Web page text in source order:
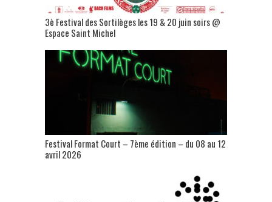
3è Festival des Sortilèges les 19 & 20 juin soirs @
Espace Saint Michel
Festival Format Court – 7ème édition – du 08 au 12
avril 2026